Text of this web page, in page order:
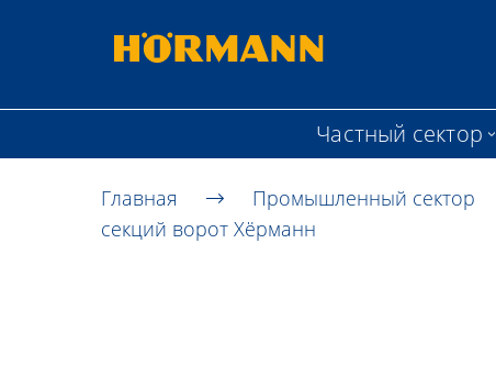
Частный сектор
Главная Промышленный сектор
секций ворот Хёрманн